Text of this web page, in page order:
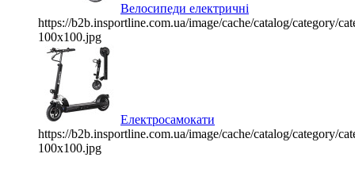
Велосипеди електричні
https://b2b.insportline.com.ua/image/cache/catalog/category/
100x100.jpg
Електросамокати
https://b2b.insportline.com.ua/image/cache/catalog/category/
100x100.jpg